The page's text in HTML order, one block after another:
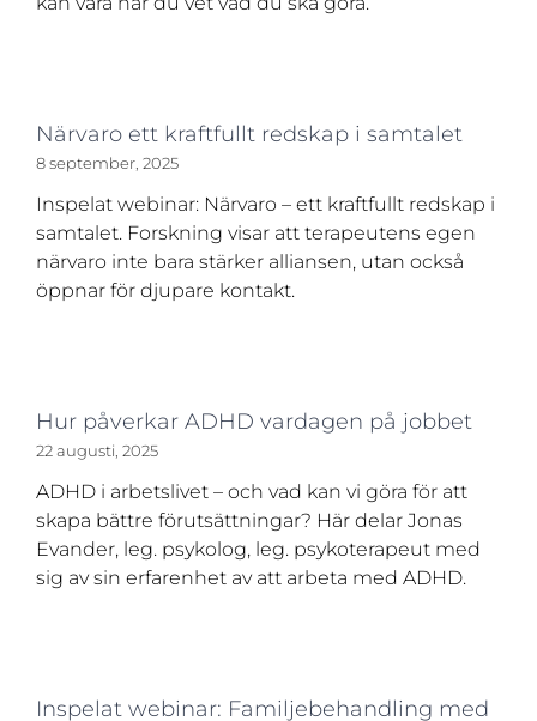
Närvaro ett kraftfullt redskap i samtalet
8 september, 2025
Inspelat webinar: Närvaro – ett kraftfullt redskap i
samtalet. Forskning visar att terapeutens egen
närvaro inte bara stärker alliansen, utan också
öppnar för djupare kontakt.
Hur påverkar ADHD vardagen på jobbet
22 augusti, 2025
ADHD i arbetslivet – och vad kan vi göra för att
skapa bättre förutsättningar? Här delar Jonas
Evander, leg. psykolog, leg. psykoterapeut med
sig av sin erfarenhet av att arbeta med ADHD.
Inspelat webinar: Familjebehandling med